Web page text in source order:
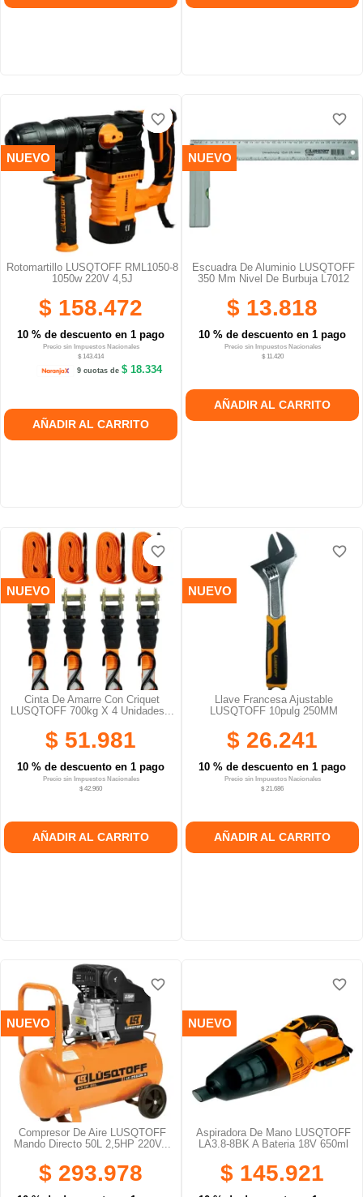
Rotomartillo LUSQTOFF RML1050-8
1050w 220V 4,5J
$ 158.472
10 % de descuento en 1 pago
Precio sin Impuestos Nacionales
$ 143.414
9 cuotas de$ 18.334
AÑADIR AL CARRITO
NUEVO
favorite_border
favorite_border
favorite_border
Escuadra De Aluminio LUSQTOFF
350 Mm Nivel De Burbuja L7012
$ 13.818
10 % de descuento en 1 pago
Precio sin Impuestos Nacionales
$ 11.420
AÑADIR AL CARRITO
NUEVO
favorite_border
favorite_border
favorite_border
Cinta De Amarre Con Criquet
LUSQTOFF 700kg X 4 Unidades...
$ 51.981
10 % de descuento en 1 pago
Precio sin Impuestos Nacionales
$ 42.960
AÑADIR AL CARRITO
NUEVO
favorite_border
favorite_border
favorite_border
Llave Francesa Ajustable
LUSQTOFF 10pulg 250MM
$ 26.241
10 % de descuento en 1 pago
Precio sin Impuestos Nacionales
$ 21.686
AÑADIR AL CARRITO
NUEVO
favorite_border
favorite_border
favorite_border
Compresor De Aire LUSQTOFF
Mando Directo 50L 2,5HP 220V...
$ 293.978
NUEVO
favorite_border
favorite_border
favorite_border
Aspiradora De Mano LUSQTOFF
LA3.8-8BK A Bateria 18V 650ml
$ 145.921
NUEVO
favorite_border
favorite_border
favorite_border